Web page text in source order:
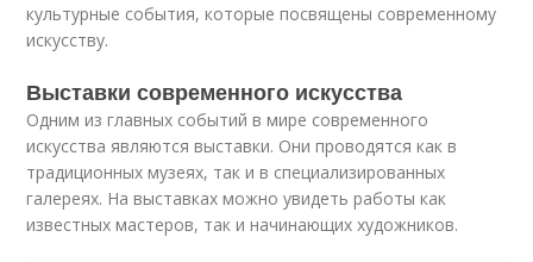
культурные события, которые посвящены современному
искусству.
Выставки современного искусства
Одним из главных событий в мире современного
искусства являются выставки. Они проводятся как в
традиционных музеях, так и в специализированных
галереях. На выставках можно увидеть работы как
известных мастеров, так и начинающих художников.